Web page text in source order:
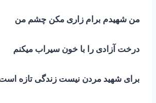
من شهیدم برام زاری مکن چشم من
درخت آزادی را با خون سیراب میکنم
برای شهید مردن نیست زندگی تازه